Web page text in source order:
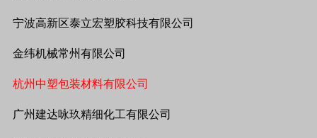
宁波高新区泰立宏塑胶科技有限公司
金纬机械常州有限公司
杭州中塑包装材料有限公司
广州建达咏玖精细化工有限公司